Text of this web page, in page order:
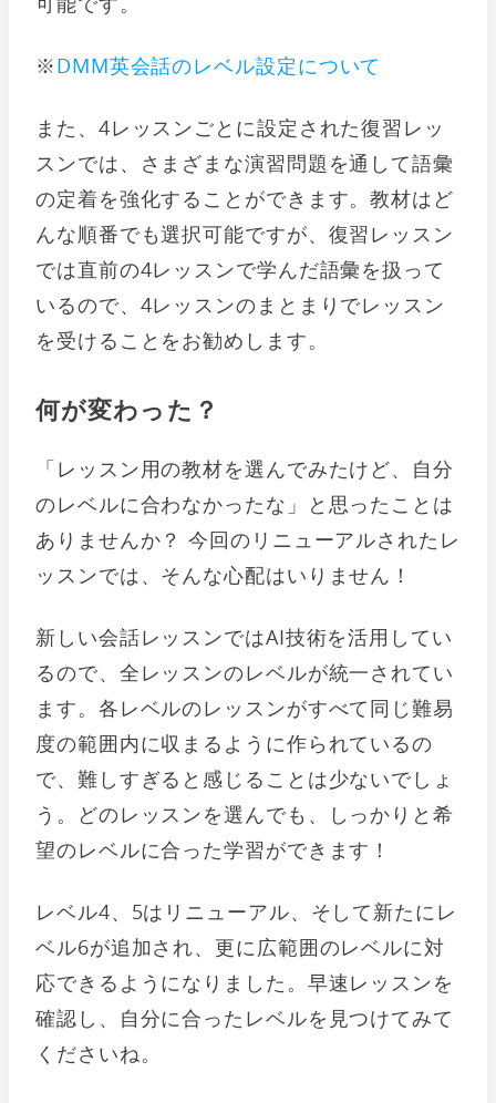
※DMM英会話のレベル設定について
また、4レッスンごとに設定された復習レッ
スンでは、さまざまな演習問題を通して語彙
の定着を強化することができます。教材はど
んな順番でも選択可能ですが、復習レッスン
では直前の4レッスンで学んだ語彙を扱って
いるので、4レッスンのまとまりでレッスン
を受けることをお勧めします。
何が変わった？
「レッスン用の教材を選んでみたけど、自分
のレベルに合わなかったな」と思ったことは
ありませんか？ 今回のリニューアルされたレ
ッスンでは、そんな心配はいりません！
新しい会話レッスンではAI技術を活用してい
るので、全レッスンのレベルが統一されてい
ます。各レベルのレッスンがすべて同じ難易
度の範囲内に収まるように作られているの
で、難しすぎると感じることは少ないでしょ
う。どのレッスンを選んでも、しっかりと希
望のレベルに合った学習ができます！
レベル4、5はリニューアル、そして新たにレ
ベル6が追加され、更に広範囲のレベルに対
応できるようになりました。早速レッスンを
確認し、自分に合ったレベルを見つけてみて
くださいね。